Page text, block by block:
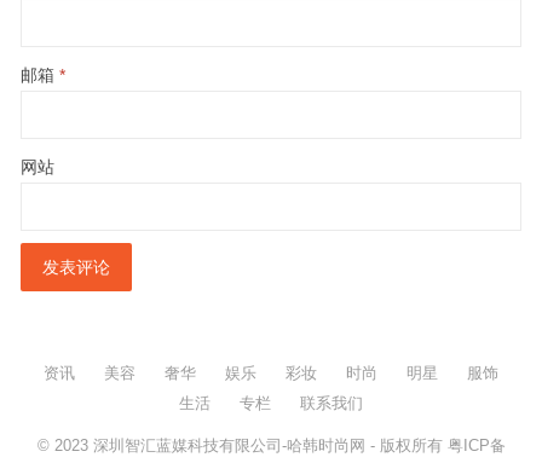
邮箱 *
网站
资讯 美容 奢华 娱乐 彩妆 时尚 明星
服饰
生活
专栏 联系我们
© 2023 深圳智汇蓝媒科技有限公司-哈韩时尚网 - 版权所有 粤ICP备